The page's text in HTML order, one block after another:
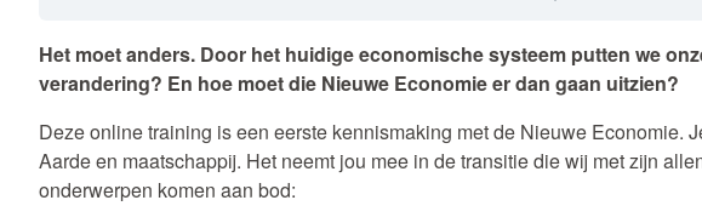
Het moet anders. Door het huidige economische systeem putten we
verandering? En hoe moet die Nieuwe Economie er dan gaan uitzien?
Deze online training is een eerste kennismaking met de Nieuwe Economie.
Aarde en maatschappij. Het neemt jou mee in de transitie die wij met zijn
onderwerpen komen aan bod: